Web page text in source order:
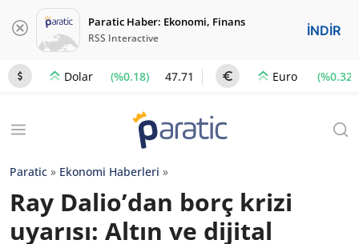
Paratic Haber: Ekonomi, Finans
RSS Interactive İNDİR
Dolar (%0.18) 47.71 Euro (%0.32)
Paratic » Ekonomi Haberleri »
Ray Dalio’dan borç krizi
uyarısı: Altın ve dijital